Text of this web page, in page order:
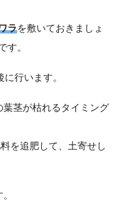
ラを敷いておきましょ
す。
行います。
茎が枯れるタイミング
を追肥して、土寄せし